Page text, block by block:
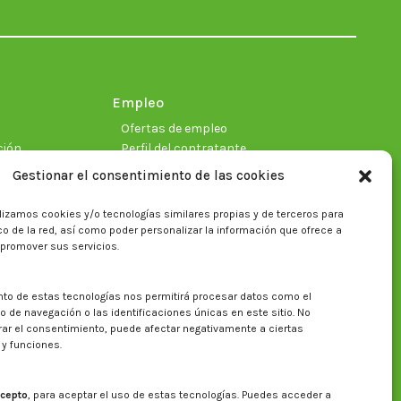
Gestionar el consentimiento de las cookies
cookies y/o tecnologías similares propias y de terceros para
de la red, así como poder personalizar la información que ofrece a
sus servicios.
de estas tecnologías nos permitirá procesar datos como el
de navegación o las identificaciones únicas en este sitio. No
el consentimiento, puede afectar negativamente a ciertas
funciones.
, para aceptar el uso de estas tecnologías. Puedes acceder a
new new new new new new
Empleo
Ofertas de empleo
Perfil del contratante
Buscar en la web del CITA
Buscar: